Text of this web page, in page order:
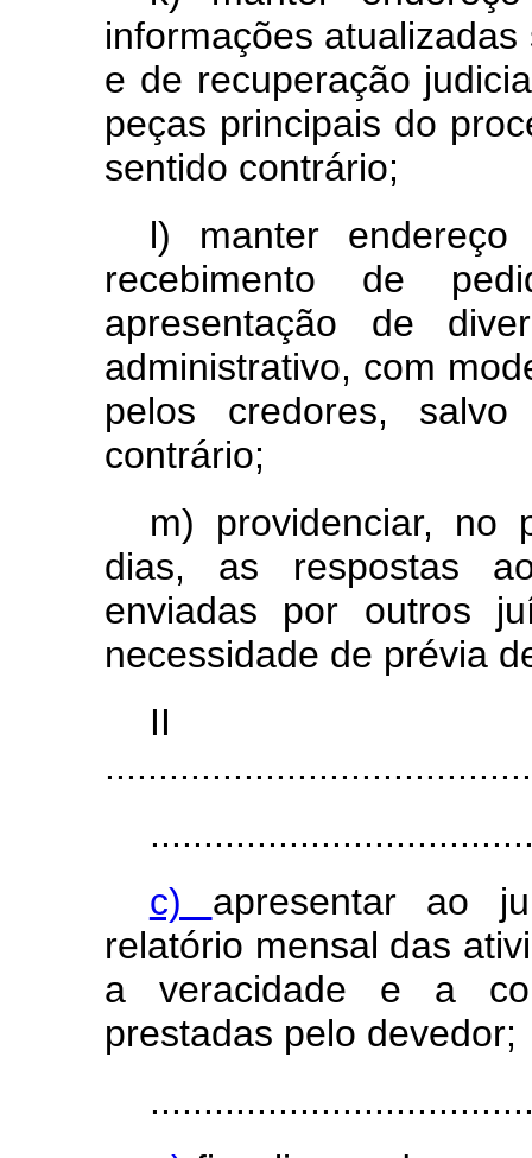
informações
e de recuperação
peças principais do
sentido contrário;
l) manter
recebimento de
apresentação de
administrativo, com
pelos credores,
contrário;
m) providenciar, no
dias, as respostas
enviadas por outros
necessidade de prévia
c) apresentar ao
relatório mensal das
a veracidade e a
prestadas pelo devedor;